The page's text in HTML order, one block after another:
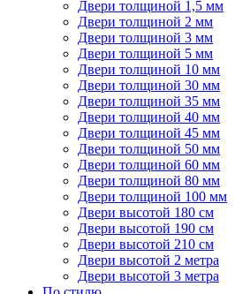
Двери толщиной 1,5 мм
Двери толщиной 2 мм
Двери толщиной 3 мм
Двери толщиной 5 мм
Двери толщиной 10 мм
Двери толщиной 30 мм
Двери толщиной 35 мм
Двери толщиной 40 мм
Двери толщиной 45 мм
Двери толщиной 50 мм
Двери толщиной 60 мм
Двери толщиной 80 мм
Двери толщиной 100 мм
Двери высотой 180 см
Двери высотой 190 см
Двери высотой 210 см
Двери высотой 2 метра
Двери высотой 3 метра